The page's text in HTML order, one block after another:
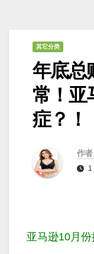
其它分类
年底总
常！亚
症？！
作者
1
亚马逊10月